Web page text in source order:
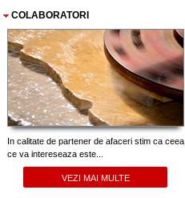
COLABORATORI
In calitate de partener de afaceri stim ca ceea
ce va intereseaza este...
VEZI MAI MULTE